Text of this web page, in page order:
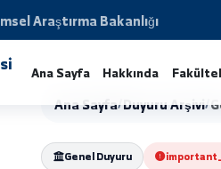
Araştırma Bakanlığı
Ana Sayfa Hakkında
Ana Sayfa/Duyuru